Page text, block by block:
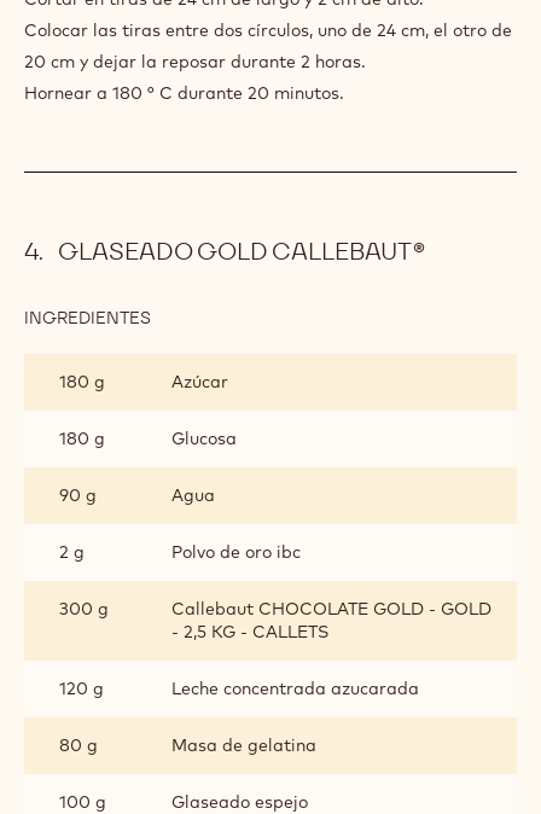
Colocar las tiras entre dos círculos, uno de 24 cm, el otro de
20 cm y dejar la reposar durante 2 horas.
Hornear a 180 ° C durante 20 minutos.
GLASEADO GOLD CALLEBAUT®
INGREDIENTES
CALLEBAUT®
180 g Azúcar
180 g Glucosa
90 g Agua
2 g Polvo de oro ibc
300 g
Callebaut CHOCOLATE GOLD - GOLD
- 2,5 KG - CALLETS
120 g Leche concentrada azucarada
80 g Masa de gelatina
100 g Glaseado espejo